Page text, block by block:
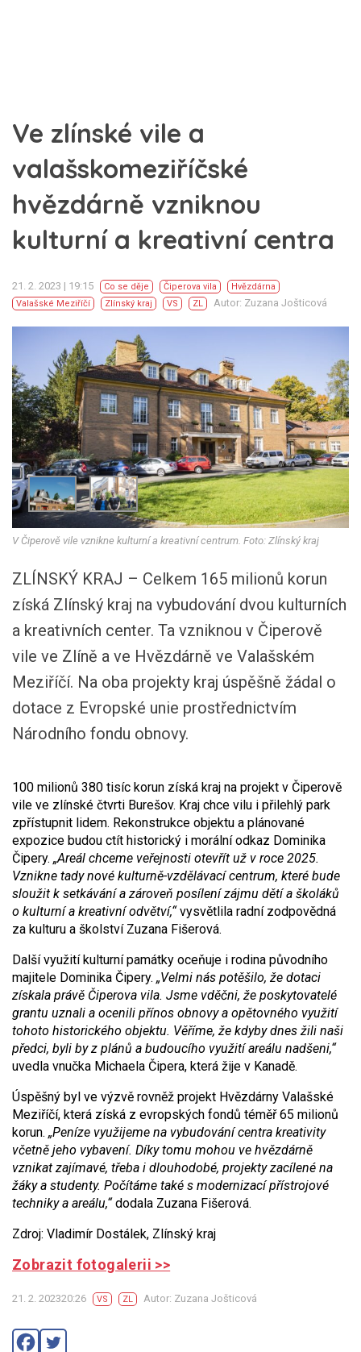
Ve zlínské vile a
valašskomeziříčské
hvězdárně vzniknou
kulturní a kreativní centra
21. 2. 2023 | 19:15 Co se děje Čiperova vila
Hvězdárna
Valašské Meziříčí
Zlínský kraj VS ZL Autor: Zuzana Jošticová
V Čiperově vile vznikne kulturní a kreativní centrum. Foto: Zlínský kraj
ZLÍNSKÝ KRAJ – Celkem 165 milionů korun
získá Zlínský kraj na vybudování dvou kulturních
a kreativních center. Ta vzniknou v Čiperově
vile ve Zlíně a ve Hvězdárně ve Valašském
Meziříčí. Na oba projekty kraj úspěšně žádal o
dotace z Evropské unie prostřednictvím
Národního fondu obnovy.
100 milionů 380 tisíc korun získá kraj na projekt v Čiperově
vile ve zlínské čtvrti Burešov. Kraj chce vilu i přilehlý park
zpřístupnit lidem. Rekonstrukce objektu a plánované
expozice budou ctít historický i morální odkaz Dominika
Čipery. „Areál chceme veřejnosti otevřít už v roce 2025.
Vznikne tady nové kulturně-vzdělávací centrum, které bude
sloužit k setkávání a zároveň posílení zájmu dětí a školáků
o kulturní a kreativní odvětví,“vysvětlila radní zodpovědná
za kulturu a školství Zuzana Fišerová.
Další využití kulturní památky oceňuje i rodina původního
majitele Dominika Čipery. „Velmi nás potěšilo, že dotaci
získala právě Čiperova vila. Jsme vděčni, že poskytovatelé
grantu uznali a ocenili přínos obnovy a opětovného využití
tohoto historického objektu. Věříme, že kdyby dnes žili naši
předci, byli by z plánů a budoucího využití areálu nadšeni,“
uvedla vnučka Michaela Čipera, která žije v Kanadě.
Úspěšný byl ve výzvě rovněž projekt Hvězdárny Valašské
Meziříčí, která získá z evropských fondů téměř 65 milionů
korun. „Peníze využijeme na vybudování centra kreativity
včetně jeho vybavení. Díky tomu mohou ve hvězdárně
vznikat zajímavé, třeba i dlouhodobé, projekty zacílené na
žáky a studenty. Počítáme také s modernizací přístrojové
techniky a areálu,“dodala Zuzana Fišerová.
Zdroj: Vladimír Dostálek, Zlínský kraj
Zobrazit fotogalerii >>
21. 2. 202320:26 VS ZL Autor: Zuzana Jošticová